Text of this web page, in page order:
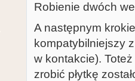
Robienie dwóch
A następnym
kompatybilniejszy
w kontakcie).
zrobić płytkę